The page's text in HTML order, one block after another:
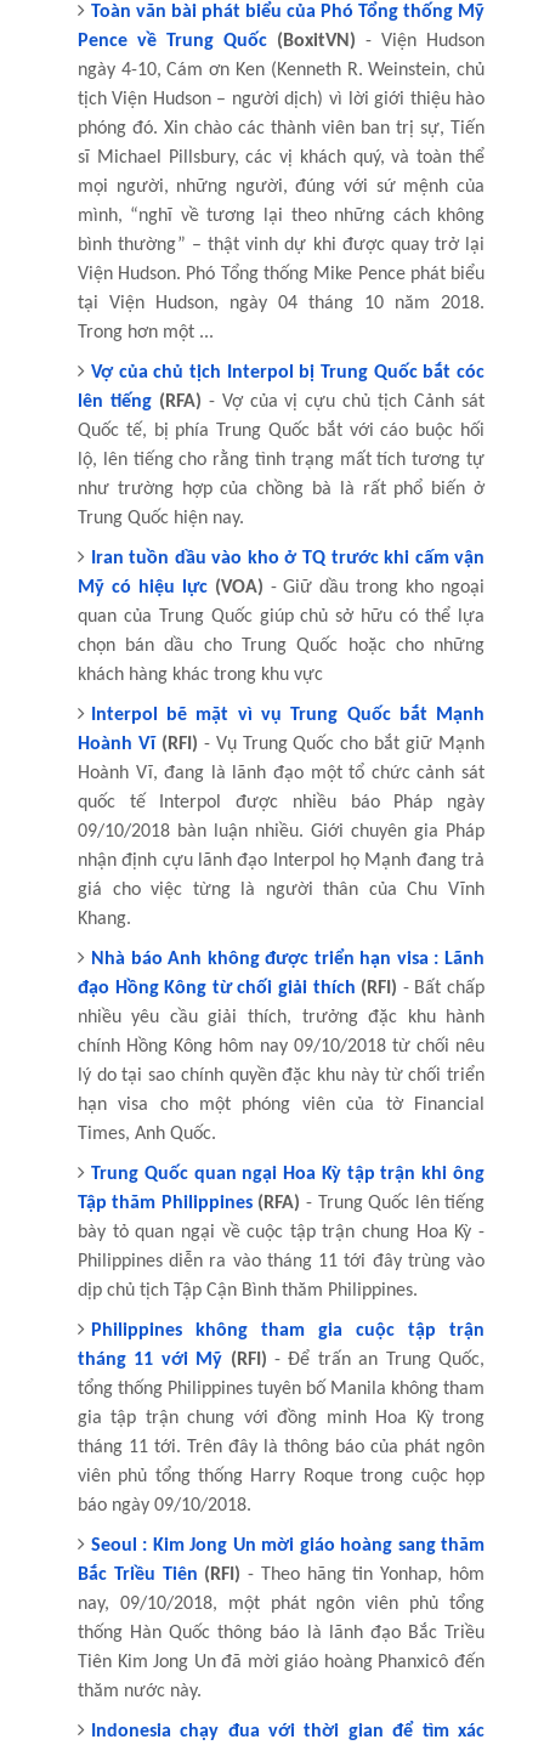
Toàn văn bài phát biểu của Phó Tổng thống Mỹ
Pence về Trung Quốc (BoxitVN) - Viện Hudson
ngày 4-10, Cám ơn Ken (Kenneth R. Weinstein, chủ
tịch Viện Hudson – người dịch) vì lời giới thiệu hào
phóng đó. Xin chào các thành viên ban trị sự, Tiến
sĩ Michael Pillsbury, các vị khách quý, và toàn thể
mọi người, những người, đúng với sứ mệnh của
mình, “nghĩ về tương lại theo những cách không
bình thường” – thật vinh dự khi được quay trở lại
Viện Hudson. Phó Tổng thống Mike Pence phát biểu
tại Viện Hudson, ngày 04 tháng 10 năm 2018.
Trong hơn một ...
Vợ của chủ tịch Interpol bị Trung Quốc bắt cóc
lên tiếng(RFA) - Vợ của vị cựu chủ tịch Cảnh sát
Quốc tế, bị phía Trung Quốc bắt với cáo buộc hối
lộ, lên tiếng cho rằng tình trạng mất tích tương tự
như trường hợp của chồng bà là rất phổ biến ở
Trung Quốc hiện nay.
Iran tuồn dầu vào kho ở TQ trước khi cấm vận
Mỹ có hiệu lực(VOA) - Giữ dầu trong kho ngoại
quan của Trung Quốc giúp chủ sở hữu có thể lựa
chọn bán dầu cho Trung Quốc hoặc cho những
khách hàng khác trong khu vực
Interpol bẽ mặt vì vụ Trung Quốc bắt Mạnh
Hoành Vĩ(RFI) - Vụ Trung Quốc cho bắt giữ Mạnh
Hoành Vĩ, đang là lãnh đạo một tổ chức cảnh sát
quốc tế Interpol được nhiều báo Pháp ngày
09/10/2018 bàn luận nhiều. Giới chuyên gia Pháp
nhận định cựu lãnh đạo Interpol họ Mạnh đang trả
giá cho việc từng là người thân của Chu Vĩnh
Khang.
Nhà báo Anh không được triển hạn visa : Lãnh
đạo Hồng Kông từ chối giải thích (RFI) - Bất chấp
nhiều yêu cầu giải thích, trưởng đặc khu hành
chính Hồng Kông hôm nay 09/10/2018 từ chối nêu
lý do tại sao chính quyền đặc khu này từ chối triển
hạn visa cho một phóng viên của tờ Financial
Times, Anh Quốc.
Trung Quốc quan ngại Hoa Kỳ tập trận khi ông
Tập thăm Philippines(RFA) - Trung Quốc lên tiếng
bày tỏ quan ngại về cuộc tập trận chung Hoa Kỳ -
Philippines diễn ra vào tháng 11 tới đây trùng vào
dịp chủ tịch Tập Cận Bình thăm Philippines.
Philippines không tham gia cuộc tập trận
tháng 11 với Mỹ (RFI) - Để trấn an Trung Quốc,
tổng thống Philippines tuyên bố Manila không tham
gia tập trận chung với đồng minh Hoa Kỳ trong
tháng 11 tới. Trên đây là thông báo của phát ngôn
viên phủ tổng thống Harry Roque trong cuộc họp
báo ngày 09/10/2018.
Seoul : Kim Jong Un mời giáo hoàng sang thăm
Bắc Triều Tiên (RFI) - Theo hãng tin Yonhap, hôm
nay, 09/10/2018, một phát ngôn viên phủ tổng
thống Hàn Quốc thông báo là lãnh đạo Bắc Triều
Tiên Kim Jong Un đã mời giáo hoàng Phanxicô đến
thăm nước này.
Indonesia chạy đua với thời gian để tìm xác